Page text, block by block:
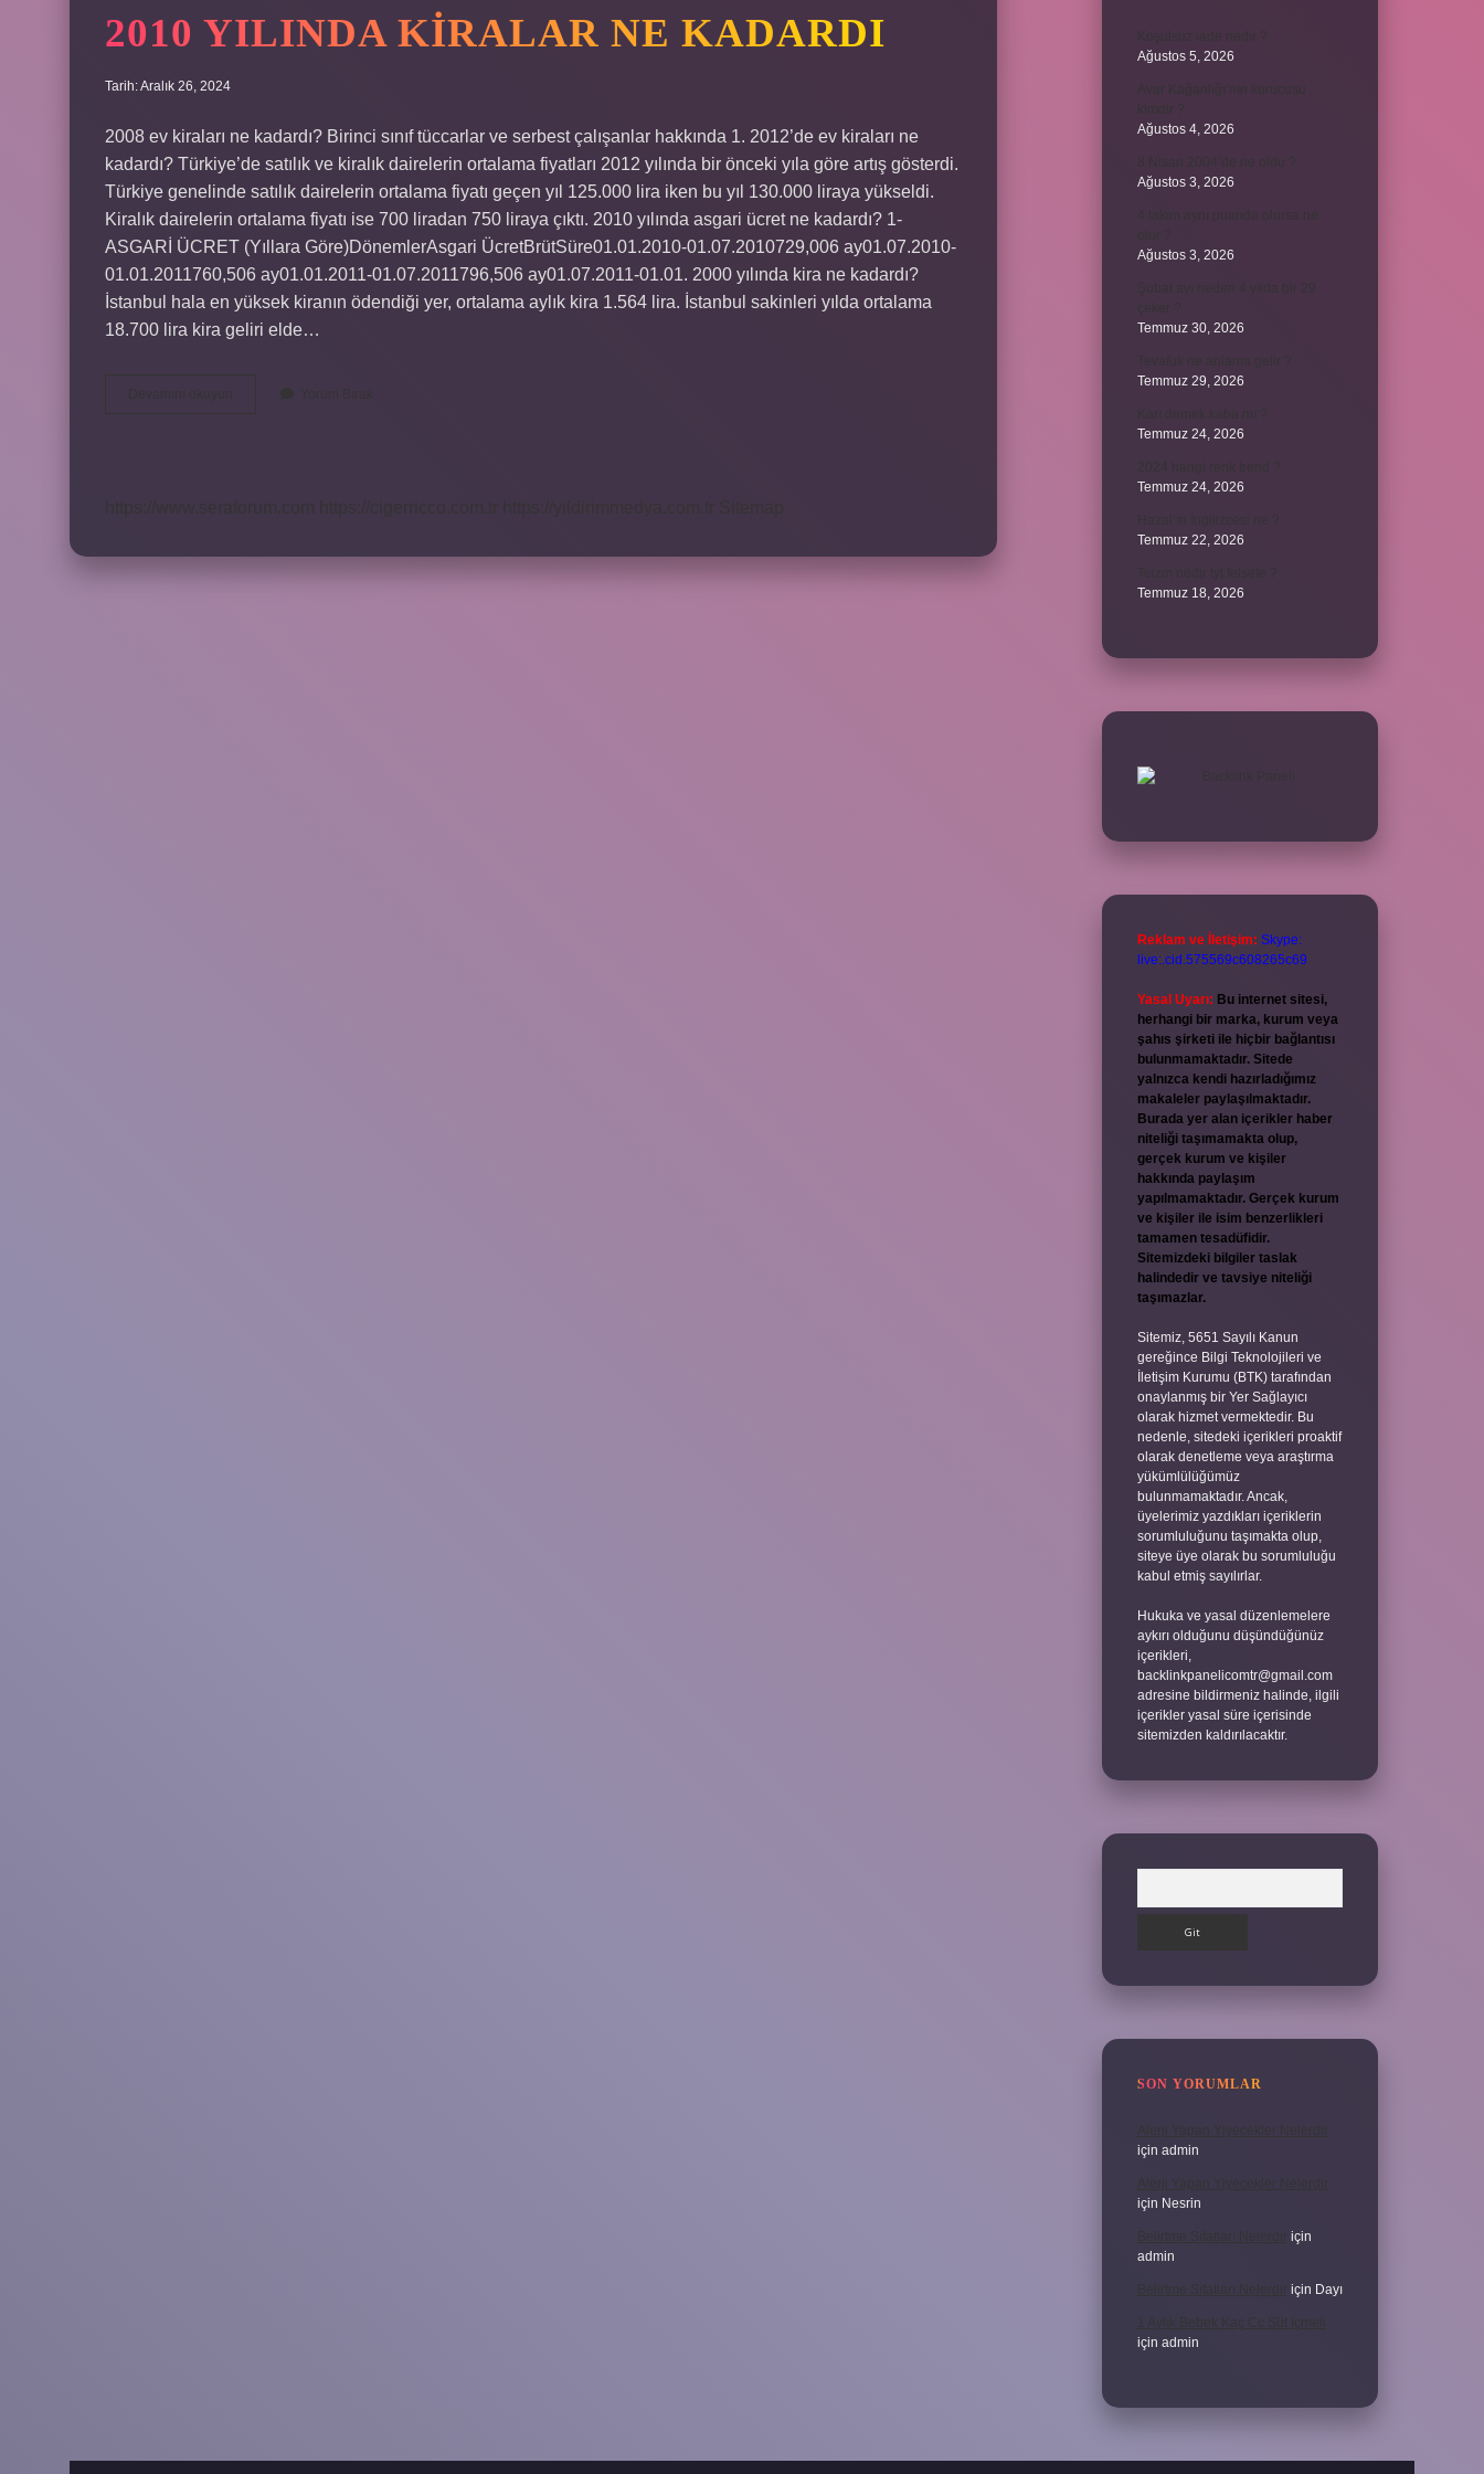
2010 YILINDA KIRALAR NE KADARDI
Tarih: Aralık 26, 2024
2008 ev kiraları ne kadardı? Birinci sınıf tüccarlar ve serbest çalışanlar hakkında 1. 2012’de ev kiraları ne
kadardı? Türkiye’de satılık ve kiralık dairelerin ortalama fiyatları 2012 yılında bir önceki yıla göre artış gösterdi.
Türkiye genelinde satılık dairelerin ortalama fiyatı geçen yıl 125.000 lira iken bu yıl 130.000 liraya yükseldi.
Kiralık dairelerin ortalama fiyatı ise 700 liradan 750 liraya çıktı. 2010 yılında asgari ücret ne kadardı? 1-
ASGARİ ÜCRET (Yıllara Göre)DönemlerAsgari ÜcretBrütSüre01.01.2010-01.07.2010729,006 ay01.07.2010-
01.01.2011760,506 ay01.01.2011-01.07.2011796,506 ay01.07.2011-01.01. 2000 yılında kira ne kadardı?
İstanbul hala en yüksek kiranın ödendiği yer, ortalama aylık kira 1.564 lira. İstanbul sakinleri yılda ortalama
18.700 lira kira geliri elde…
https://www.seraforum.com
Ağustos 5, 2026
Ağustos 4, 2026
Ağustos 3, 2026
Ağustos 3, 2026
Temmuz 30, 2026
Temmuz 29, 2026
Temmuz 24, 2026
Temmuz 24, 2026
Temmuz 22, 2026
Temmuz 18, 2026
Reklam ve İletişim: Skype:
live:.cid.575569c608265c69
Yasal Uyarı: Bu internet sitesi,
herhangi bir marka, kurum veya
şahıs şirketi ile hiçbir bağlantısı
bulunmamaktadır. Sitede
yalnızca kendi hazırladığımız
makaleler paylaşılmaktadır.
Burada yer alan içerikler haber
niteliği taşımamakta olup,
gerçek kurum ve kişiler
hakkında paylaşım
yapılmamaktadır. Gerçek kurum
ve kişiler ile isim benzerlikleri
tamamen tesadüfidir.
Sitemizdeki bilgiler taslak
halindedir ve tavsiye niteliği
taşımazlar.
Sitemiz, 5651 Sayılı Kanun
gereğince Bilgi Teknolojileri ve
İletişim Kurumu (BTK) tarafından
onaylanmış bir Yer Sağlayıcı
olarak hizmet vermektedir. Bu
nedenle, sitedeki içerikleri proaktif
olarak denetleme veya araştırma
yükümlülüğümüz
bulunmamaktadır. Ancak,
üyelerimiz yazdıkları içeriklerin
sorumluluğunu taşımakta olup,
siteye üye olarak bu sorumluluğu
kabul etmiş sayılırlar.
Hukuka ve yasal düzenlemelere
aykırı olduğunu düşündüğünüz
içerikleri,
backlinkpanelicomtr@gmail.com
adresine bildirmeniz halinde, ilgili
içerikler yasal süre içerisinde
sitemizden kaldırılacaktır.
SON YORUMLAR
Alerji Yapan Yiyecekler Nelerdir
için admin
Alerji Yapan Yiyecekler Nelerdir
için Nesrin
Belirtme Sıfatları Nelerdir için
admin
Belirtme Sıfatları Nelerdir için Dayı
1 Aylık Bebek Kaç Cc Süt Içmeli
için admin